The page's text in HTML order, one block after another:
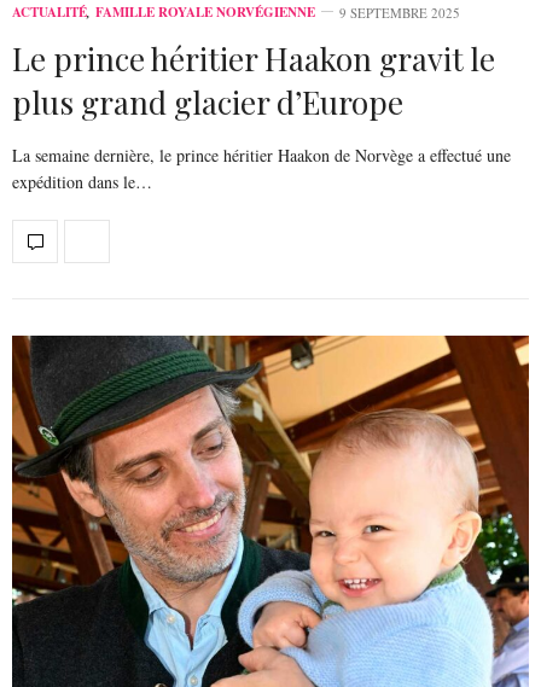
ACTUALITÉ, FAMILLE ROYALE NORVÉGIENNE 9 SEPTEMBRE 2025
Le prince héritier Haakon gravit le
plus grand glacier d’Europe
La semaine dernière, le prince héritier Haakon de Norvège a effectué une
expédition dans le…